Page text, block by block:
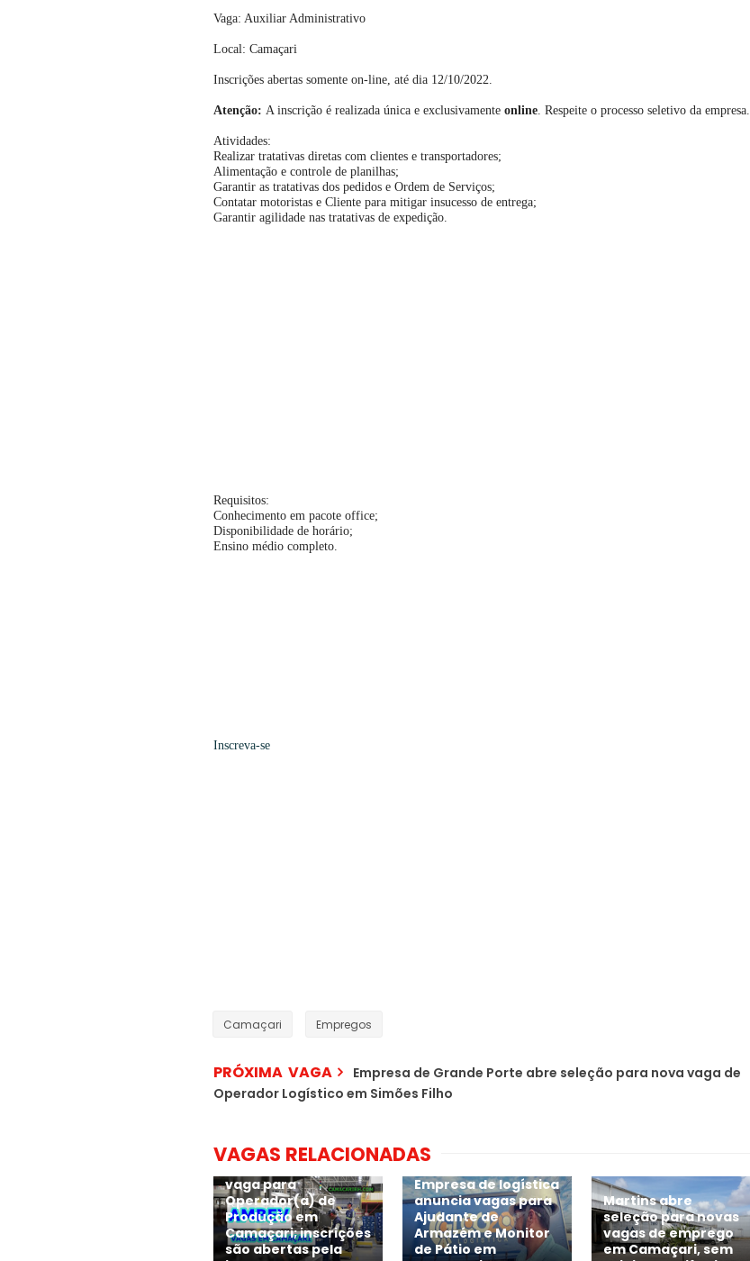
Vaga: Auxiliar Administrativo
Local: Camaçari
Inscrições abertas somente on-line, até dia 12/10/2022.
Atenção: A inscrição é realizada única e exclusivamente online. Respeite o processo seletivo da empresa.
Atividades:
Realizar tratativas diretas com clientes e transportadores;
Alimentação e controle de planilhas;
Garantir as tratativas dos pedidos e Ordem de Serviços;
Contatar motoristas e Cliente para mitigar insucesso de entrega;
Garantir agilidade nas tratativas de expedição.
Requisitos:
Conhecimento em pacote office;
Disponibilidade de horário;
Ensino médio completo.
Inscreva-se
Camaçari Empregos
PRÓXIMA VAGA
Empresa de Grande Porte abre seleção para nova vaga de
Operador Logístico em Simões Filho
VAGAS RELACIONADAS
vaga para
Operador(a) de
Produção em
Camaçari; inscrições
são abertas pela
Empresa de logística
anuncia vagas para
Ajudante de
Armazém e Monitor
de Pátio em
Martins abre
seleção para novas
vagas de emprego
em Camaçari, sem